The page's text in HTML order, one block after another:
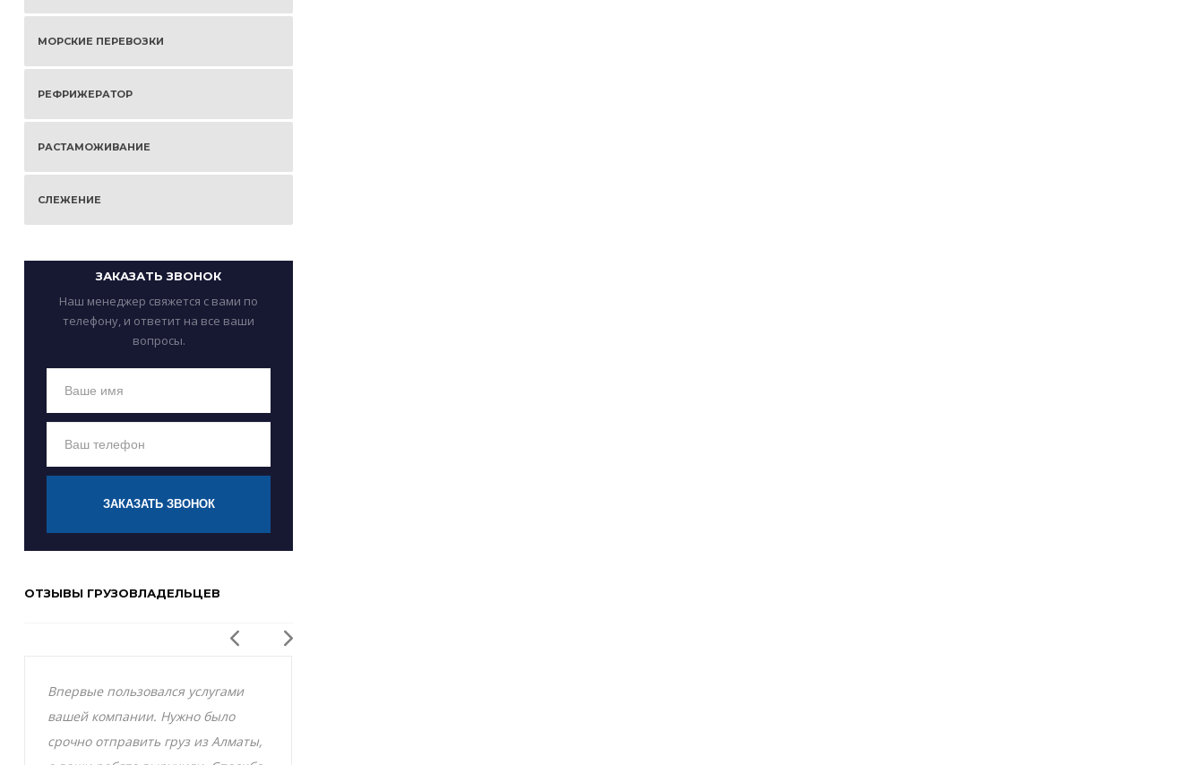
МОРСКИЕ ПЕРЕВОЗКИ
РЕФРИЖЕРАТОР
РАСТАМОЖИВАНИЕ
СЛЕЖЕНИЕ
ЗАКАЗАТЬ ЗВОНОК
Наш менеджер свяжется с вами по
телефону, и ответит на все ваши
вопросы.
ЗАКАЗАТЬ ЗВОНОК
ОТЗЫВЫ ГРУЗОВЛАДЕЛЬЦЕВ
Впервые пользовался услугами
вашей компании. Нужно было
срочно отправить груз из Алматы,